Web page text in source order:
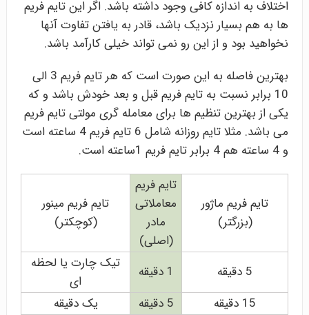
اختلاف به اندازه کافی وجود داشته باشد. اگر این تایم فریم
ها به هم بسیار نزدیک باشد، قادر به یافتن تفاوت آنها
نخواهید بود و از این رو نمی تواند خیلی کارآمد باشد.
بهترین فاصله به این صورت است که هر تایم فریم 3 الی
10 برابر نسبت به تایم فریم قبل و بعد خودش باشد و که
یکی از بهترین تنظیم ها برای معامله گری مولتی تایم فریم
می باشد. مثلا تایم روزانه شامل 6 تایم فریم 4 ساعته است
و 4 ساعته هم 4 برابر تایم فریم 1ساعته است.
تایم فریم ماژور
(بزرگتر)
تایم فریم
معاملاتی
مادر
(اصلی)
تایم فریم مینور
(کوچکتر)
5 دقیقه 1 دقیقه
تیک چارت یا لحظه
ای
15 دقیقه
5 دقیقه
یک دقیقه